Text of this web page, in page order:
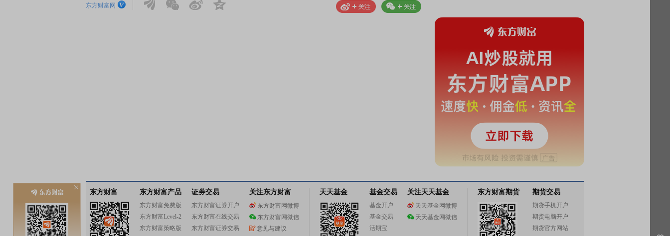
东方财富网
东方财富 东方财富产品
东方财富免费版
东方财富Level-2
东方财富策略版
证券交易
东方财富证券开户
东方财富在线交易
东方财富证券交易
关注东方财富
东方财富网微博
东方财富网微信
意见与建议
天天基金 基金交易
基金开户
基金交易
活期宝
关注天天基金
天天基金网微博
天天基金网微信
东方财富期货 期货交易
期货手机开户
期货电脑开户
期货官方网站